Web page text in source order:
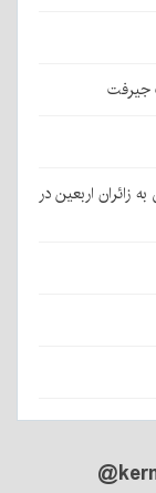
جیرفت
اربعین در